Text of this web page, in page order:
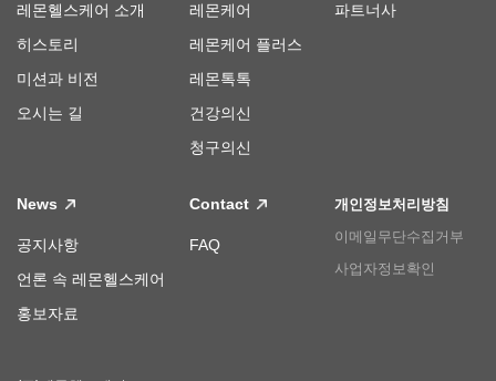
레몬헬스케어 소개
히스토리
미션과 비전
오시는 길
레몬케어
레몬케어 플러스
레몬톡톡
건강의신
청구의신
파트너사
News
공지사항
언론 속 레몬헬스케어
홍보자료
Contact
FAQ
개인정보처리방침
이메일무단수집거부
사업자정보확인